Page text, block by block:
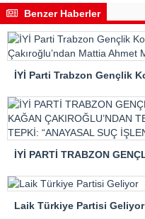
Benzer Haberler
Laik Türkiye Partisi Geliyor